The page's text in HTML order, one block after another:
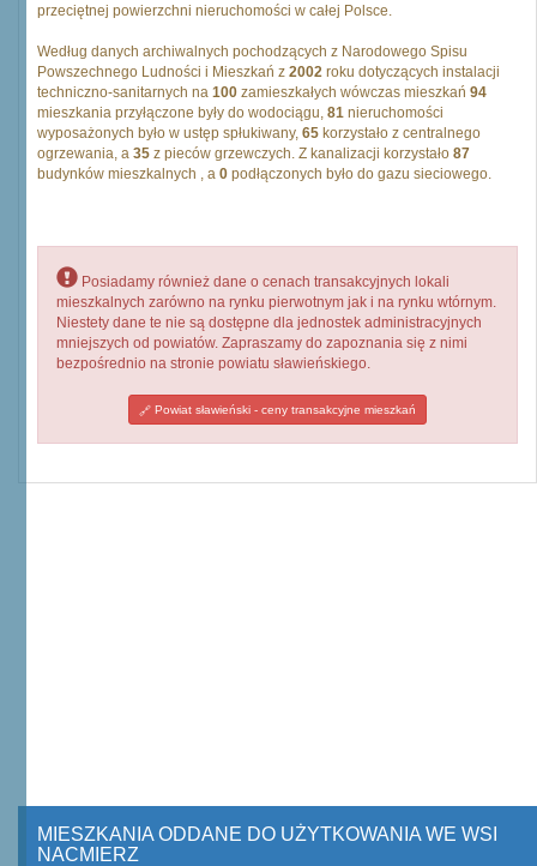
przeciętnej powierzchni nieruchomości w całej Polsce.
Według danych archiwalnych pochodzących z Narodowego Spisu
Powszechnego Ludności i Mieszkań z 2002 roku dotyczących instalacji
techniczno-sanitarnych na 100 zamieszkałych wówczas mieszkań 94
mieszkania przyłączone były do wodociągu, 81 nieruchomości
wyposażonych było w ustęp spłukiwany, 65 korzystało z centralnego
ogrzewania, a 35 z pieców grzewczych. Z kanalizacji korzystało 87
budynków mieszkalnych , a 0 podłączonych było do gazu sieciowego.
Posiadamy również dane o cenach transakcyjnych lokali
mieszkalnych zarówno na rynku pierwotnym jak i na rynku wtórnym.
Niestety dane te nie są dostępne dla jednostek administracyjnych
mniejszych od powiatów. Zapraszamy do zapoznania się z nimi
bezpośrednio na stronie powiatu sławieńskiego.
Powiat sławieński - ceny transakcyjne mieszkań
MIESZKANIA ODDANE DO UŻYTKOWANIA WE WSI
NACMIERZ